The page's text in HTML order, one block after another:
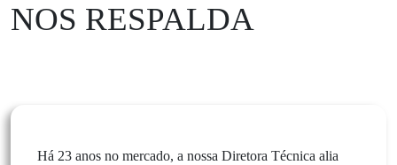
NOS RESPALDA
Há 23 anos no mercado, a nossa Diretora Técnica alia